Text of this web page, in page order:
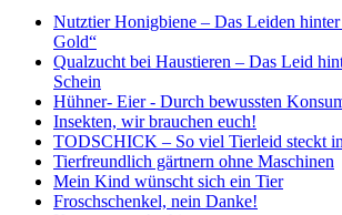
Nutztier Honigbiene – Das Leiden hinter
Gold“
Qualzucht bei Haustieren – Das Leid
Schein
Hühner- Eier - Durch bewussten
Insekten, wir brauchen euch!
TODSCHICK – So viel Tierleid steckt
Tierfreundlich gärtnern ohne Maschinen
Mein Kind wünscht sich ein Tier
Froschschenkel, nein Danke!